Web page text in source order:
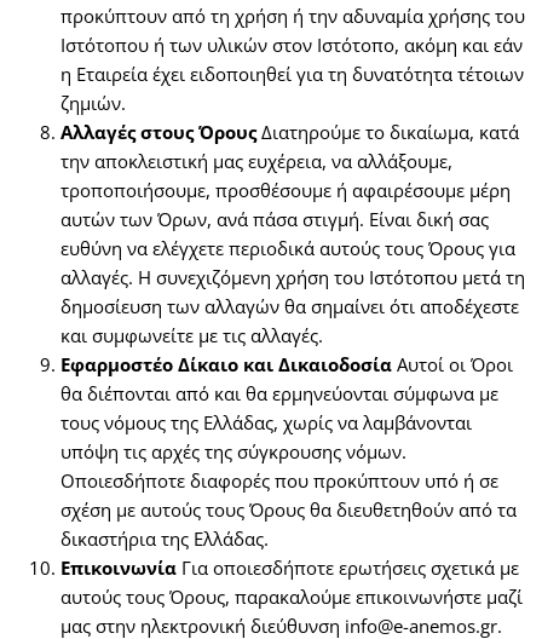
προκύπτουν από τη χρήση ή την αδυναμία χρήσης του
Ιστότοπου ή των υλικών στον Ιστότοπο, ακόμη και εάν
η Εταιρεία έχει ειδοποιηθεί για τη δυνατότητα τέτοιων
ζημιών.
Αλλαγές στους ΌρουςΔιατηρούμε το δικαίωμα, κατά
την αποκλειστική μας ευχέρεια, να αλλάξουμε,
τροποποιήσουμε, προσθέσουμε ή αφαιρέσουμε μέρη
αυτών των Όρων, ανά πάσα στιγμή. Είναι δική σας
ευθύνη να ελέγχετε περιοδικά αυτούς τους Όρους για
αλλαγές. Η συνεχιζόμενη χρήση του Ιστότοπου μετά τη
δημοσίευση των αλλαγών θα σημαίνει ότι αποδέχεστε
και συμφωνείτε με τις αλλαγές.
Εφαρμοστέο Δίκαιο και Δικαιοδοσία Αυτοί οι Όροι
θα διέπονται από και θα ερμηνεύονται σύμφωνα με
τους νόμους της Ελλάδας, χωρίς να λαμβάνονται
υπόψη τις αρχές της σύγκρουσης νόμων.
Οποιεσδήποτε διαφορές που προκύπτουν υπό ή σε
σχέση με αυτούς τους Όρους θα διευθετηθούν από τα
δικαστήρια της Ελλάδας.
Επικοινωνία Για οποιεσδήποτε ερωτήσεις σχετικά με
αυτούς τους Όρους, παρακαλούμε επικοινωνήστε μαζί
μας στην ηλεκτρονική διεύθυνση info@e-anemos.gr.